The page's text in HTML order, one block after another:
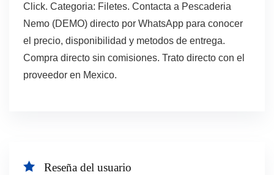
Click. Categoria: Filetes. Contacta a Pescaderia
Nemo (DEMO) directo por WhatsApp para conocer
el precio, disponibilidad y metodos de entrega.
Compra directo sin comisiones. Trato directo con el
proveedor en Mexico.
Reseña del usuario